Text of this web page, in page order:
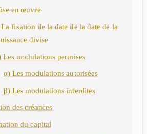
en œuvre
fixation de la date de la date de la
divise
Les modulations permises
α) Les modulations autorisées
β) Les modulations interdites
des créances
du capital